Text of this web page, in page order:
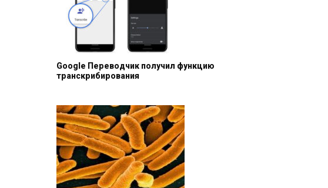
Google Переводчик получил функцию
транскрибирования